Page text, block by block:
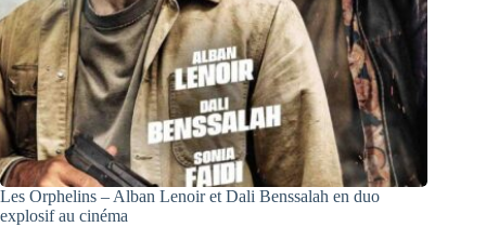
Les Orphelins – Alban Lenoir et Dali Benssalah en duo
explosif au cinéma